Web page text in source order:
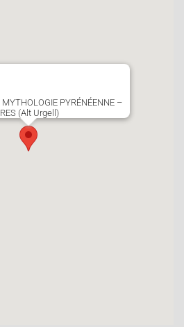
PYRÉNÉENNE –
(Alt Urgell)